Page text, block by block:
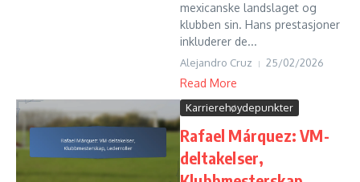
mexicanske landslaget og
klubben sin. Hans prestasjoner
inkluderer de...
Alejandro Cruz 25/02/2026
Read More
Karrierehøydepunkter
Rafael Márquez: VM-
deltakelser,